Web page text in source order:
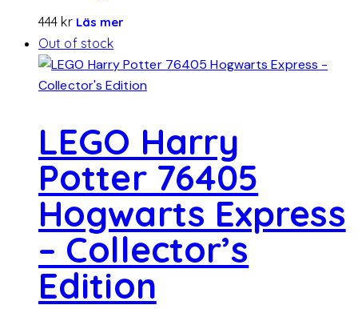
444 kr Läs mer
Out of stock
LEGO Harry
Potter 76405
Hogwarts Express
– Collector’s
Edition